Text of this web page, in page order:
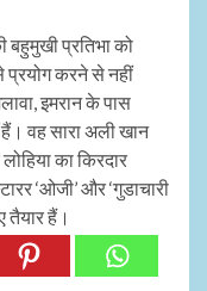
बहुमुखी प्रतिभा को
प्रयोग करने से नहीं
इमरान के पास
वह सारा अली खान
का किरदार
‘ओजी’ और ‘गुडाचारी
तैयार हैं।